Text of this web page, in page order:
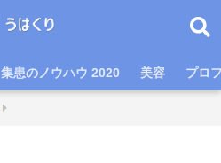
集患のノウハウ 2020 美容 プロ